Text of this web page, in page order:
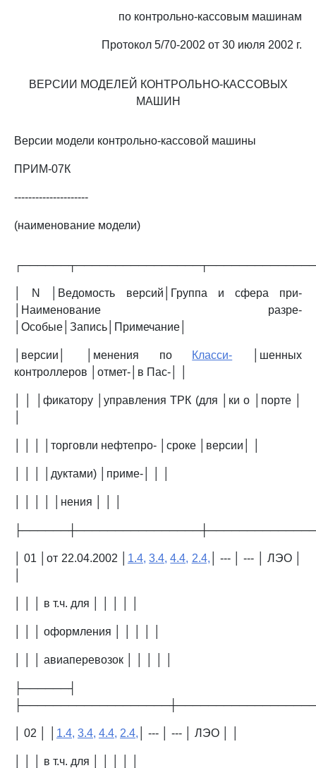
по контрольно-кассовым машинам
Протокол 5/70-2002 от 30 июля 2002 г.
ВЕРСИИ МОДЕЛЕЙ КОНТРОЛЬНО-КАССОВЫХ
МАШИН
Версии модели контрольно-кассовой машины
ПРИМ-07К
---------------------
(наименование модели)
│ N │Ведомость версий│Группа и сфера при-
│Наименование разре-
│Особые│Запись│Примечание│
│версии│ │менения по Класси- │шенных
контроллеров │отмет-│в Пас-│ │
│ │ │фикатору │управления ТРК (для │ки о │порте │
│ │ │ │торговли нефтепро- │сроке │версии│ │
│ │ │ │дуктами) │приме-│ │ │
│ │ │ │ │нения │ │ │
│ 01 │от 22.04.2002 │ 1.4, 3.4, 4.4, 2.4, │ --- │ --- │ ЛЭО │
│ │ │ в т.ч. для │ │ │ │ │
│ │ │ оформления │ │ │ │ │
│ │ │ авиаперевозок │ │ │ │ │
├──────┤
│ 02 │ │ 1.4, 3.4, 4.4, 2.4, │ --- │ --- │ ЛЭО │ │
│ │ │ в т.ч. для │ │ │ │ │